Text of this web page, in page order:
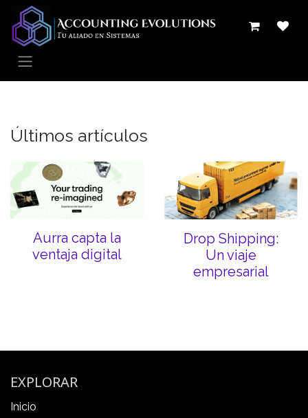
Ir al contenido
Últimos artículos
Aurra capta la
ventaja digital
Drop Shipping:
Un viaje
empresarial
EXPLORAR
Inicio